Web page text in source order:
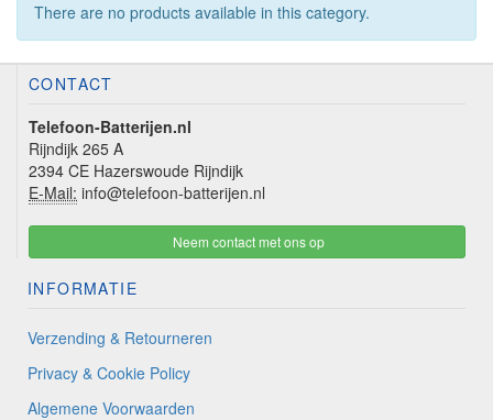
There are no products available in this category.
CONTACT
Telefoon-Batterijen.nl
Rijndijk 265 A
2394 CE Hazerswoude Rijndijk
E-Mail: info@telefoon-batterijen.nl
Neem contact met ons op
INFORMATIE
Verzending & Retourneren
Privacy & Cookie Policy
Algemene Voorwaarden